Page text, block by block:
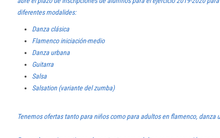
diferentes modalides:
Danza clásica
Flamenco iniciación-medio
Danza urbana
Guitarra
Salsa
Salsation (variante del zumba)
Tenemos ofertas tanto para niños como para adultos en flamenco, danza